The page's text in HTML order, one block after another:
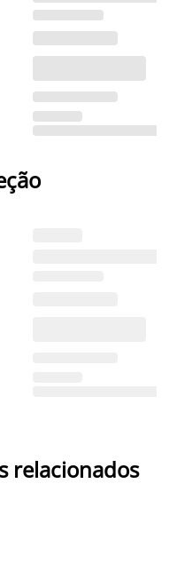
relacionados